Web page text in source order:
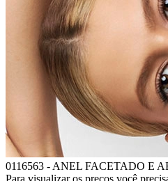
0116563 - ANEL FACETADO E
Para visualizar os preços você